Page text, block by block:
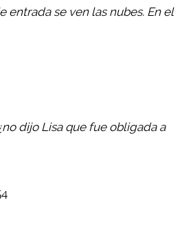
entrada se ven las nubes. En el
dijo Lisa que fue obligada a